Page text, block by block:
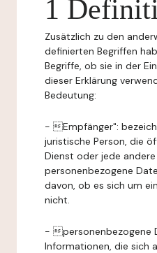
1
Zusätzlich zu den
definierten Begriffen
Begriffe, ob sie in der
dieser Erklärung
Bedeutung:
- Empfänger":
juristische Person, die
Dienst oder jede
personenbezogene
davon, ob es sich um
nicht.
- personenbezogene
Informationen, die sich